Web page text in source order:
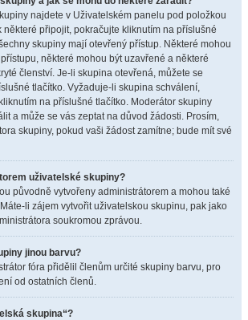
najdete v Uživatelském panelu pod položkou
některé připojit, pokračujte kliknutím na příslušné
skupiny mají otevřený přístup. Některé mohou
některé mohou být uzavřené a některé
členství. Je-li skupina otevřená, můžete se
tlačítko. Vyžaduje-li skupina schválení,
na příslušné tlačítko. Moderátor skupiny
a může se vás zeptat na důvod žádosti. Prosím,
skupiny, pokud vaši žádost zamítne; bude mít své
uživatelské skupiny?
původně vytvořeny administrátorem a mohou také
li zájem vytvořit uživatelskou skupinu, pak jako
soukromou zprávou.
jinou barvu?
fóra přidělil členům určité skupiny barvu, pro
od ostatních členů.
skupina“?